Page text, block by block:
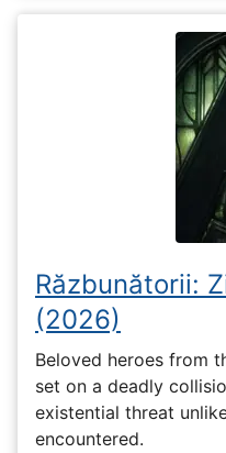
Răzbunătorii:
(2026)
Beloved heroes from
set on a deadly
existential threat
encountered.